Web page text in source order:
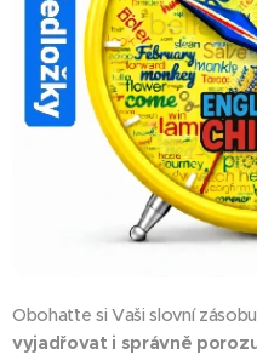
Obohaťte si Vaši slovní
vyjadřovat i správně